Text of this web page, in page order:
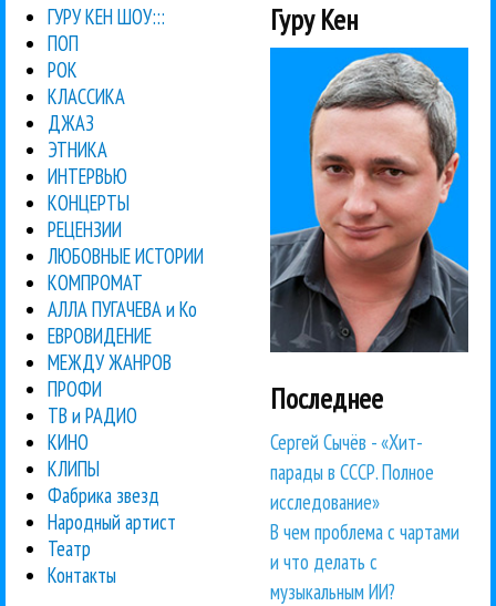
ГУРУ КЕН ШОУ:::
ПОП
РОК
КЛАССИКА
ДЖАЗ
ЭТНИКА
ИНТЕРВЬЮ
КОНЦЕРТЫ
РЕЦЕНЗИИ
ЛЮБОВНЫЕ ИСТОРИИ
КОМПРОМАТ
АЛЛА ПУГАЧЕВА и Ко
ЕВРОВИДЕНИЕ
МЕЖДУ ЖАНРОВ
ПРОФИ
ТВ и РАДИО
КИНО
КЛИПЫ
Фабрика звезд
Народный артист
Театр
Контакты
Гуру Кен
Последнее
Сергей Сычёв - «Хит-
парады в СССР. Полное
исследование»
В чем проблема с чартами
и что делать с
музыкальным ИИ?